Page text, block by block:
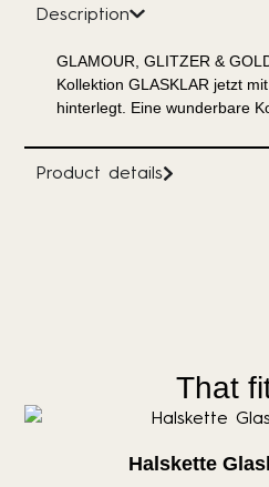
Description
GLAMOUR, GLITZER &
Kollektion GLASKLAR jetzt
hinterlegt. Eine wunderbare
Product details
That
Halskette